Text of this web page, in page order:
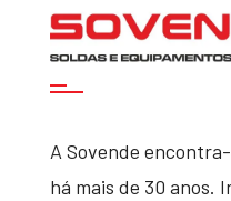
A Sovende
há mais de 30 anos.